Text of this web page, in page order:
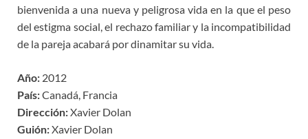
bienvenida a una nueva y peligrosa vida en la que el peso
del estigma social, el rechazo familiar y la incompatibilidad
de la pareja acabará por dinamitar su vida.
Año: 2012
País:Canadá, Francia
Dirección:Xavier Dolan
Guión:Xavier Dolan